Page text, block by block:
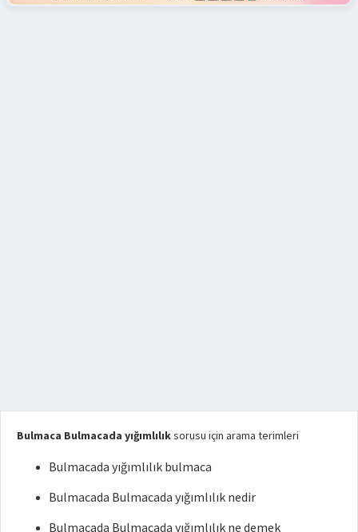
Bulmaca Bulmacada yığımlılıksorusu için arama terimleri
Bulmacada yığımlılık bulmaca
Bulmacada Bulmacada yığımlılık nedir
Bulmacada Bulmacada yığımlılık ne demek